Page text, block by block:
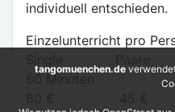
individuell entschieden.
Einzelunterricht pro
60
tangomuenchen.de